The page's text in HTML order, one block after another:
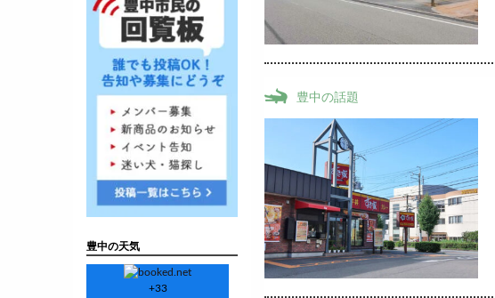
豊中の話題
豊中の天気
+33